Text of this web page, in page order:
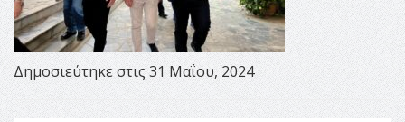
Δημοσιεύτηκε στις 31 Μαΐου, 2024